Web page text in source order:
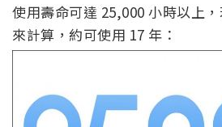
使用壽命可達 25,000 小時以上
來計算，約可使用 17 年：